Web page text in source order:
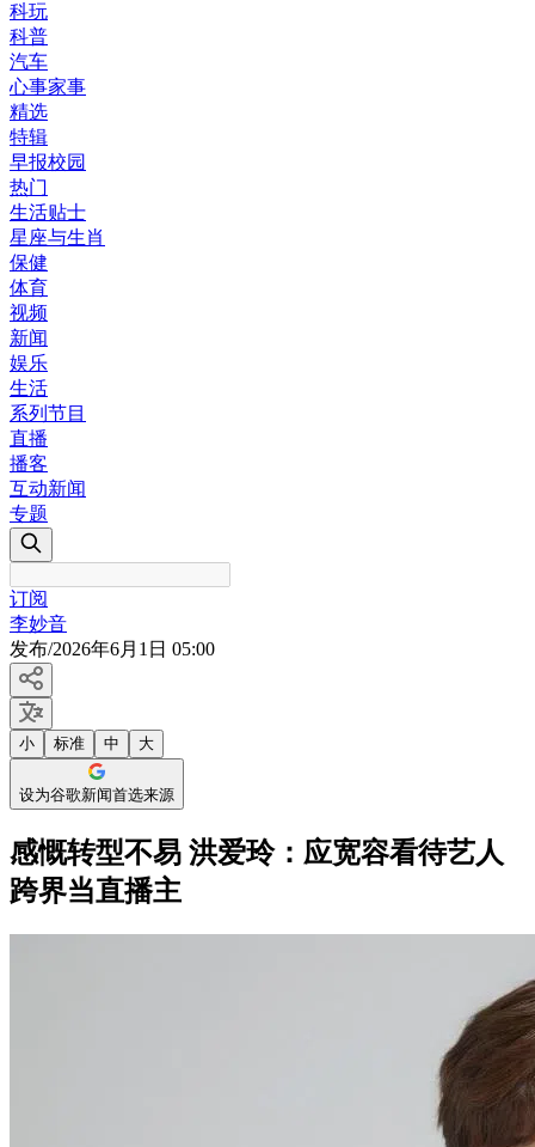
科玩
科普
汽车
心事家事
精选
特辑
早报校园
热门
生活贴士
星座与生肖
保健
体育
视频
新闻
娱乐
生活
系列节目
直播
播客
互动新闻
专题
订阅
李妙音
发布/2026年6月1日 05:00
小 标准 中 大
设为谷歌新闻首选来源
感慨转型不易 洪爱玲：应宽容看待艺人
跨界当直播主